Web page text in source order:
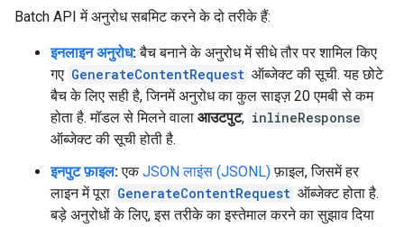
Batch API में अनुरोध सबमिट करने के दो तरीके हैं:
इनलाइन अनुरोध:बैच बनाने के अनुरोध में सीधे तौर पर शामिल किए
गए GenerateContentRequest ऑब्जेक्ट की सूची. यह छोटे
बैच के लिए सही है, जिनमें अनुरोध का कुल साइज़ 20 एमबी से कम
होता है. मॉडल से मिलने वाला आउटपुट, inlineResponse
ऑब्जेक्ट की सूची होती है.
इनपुट फ़ाइल:एकJSON लाइंस (JSONL)फ़ाइल, जिसमें हर
लाइन में पूरा GenerateContentRequest ऑब्जेक्ट होता है.
बड़े अनुरोधों के लिए, इस तरीके का इस्तेमाल करने का सुझाव दिया